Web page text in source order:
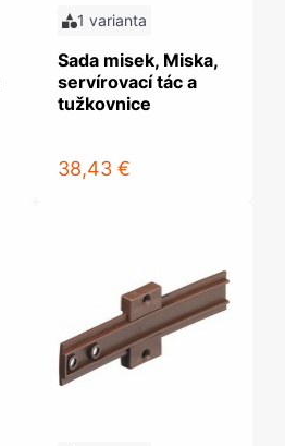
1 varianta
Sada misek, Miska,
servírovací tác a
tužkovnice
38,43 €